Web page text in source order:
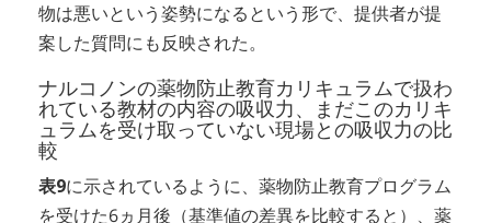
物は悪いという姿勢になるという形で、提供者が提
案した質問にも反映された。
ナルコノンの薬物防止教育カリキュラムで扱わ
れている教材の内容の吸収力、まだこのカリキ
ュラムを受け取っていない現場との吸収力の比
較
表9に示されているように、薬物防止教育プログラム
を受けた6ヵ月後（基準値の差異を比較すると）、薬